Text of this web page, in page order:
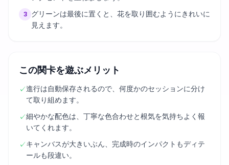
3
グリーンは最後に置くと、花を取り囲むようにきれいに
見えます。
この関卡を遊ぶメリット
✓進行は自動保存されるので、何度かのセッションに分け
て取り組めます。
✓細やかな配色は、丁寧な色合わせと根気を気持ちよく報
いてくれます。
✓キャンバスが大きいぶん、完成時のインパクトもディテ
ールも段違い。